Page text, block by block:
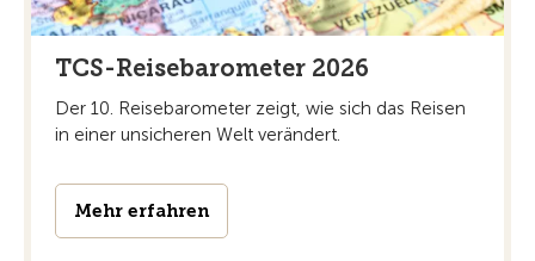
TCS-Reisebarometer 2026
Der 10. Reisebarometer zeigt, wie sich das Reisen
in einer unsicheren Welt verändert.
Mehr erfahren